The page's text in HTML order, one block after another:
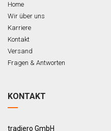
Home
Wir über uns
Karriere
Kontakt
Versand
Fragen & Antworten
KONTAKT
tradiero GmbH